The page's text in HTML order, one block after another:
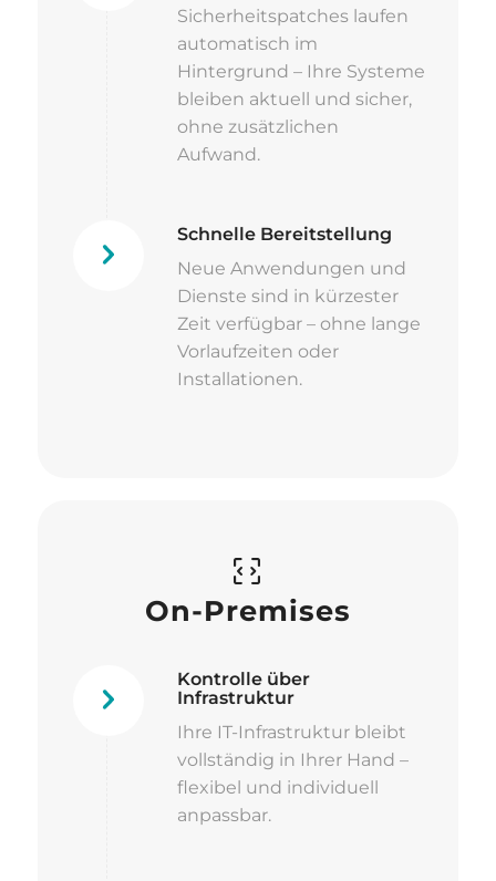
Sicherheitspatches laufen
automatisch im
Hintergrund – Ihre Systeme
bleiben aktuell und sicher,
ohne zusätzlichen
Aufwand.
Schnelle Bereitstellung
Neue Anwendungen und
Dienste sind in kürzester
Zeit verfügbar – ohne lange
Vorlaufzeiten oder
Installationen.
On-Premises
Kontrolle über
Infrastruktur
Ihre IT-Infrastruktur bleibt
vollständig in Ihrer Hand –
flexibel und individuell
anpassbar.